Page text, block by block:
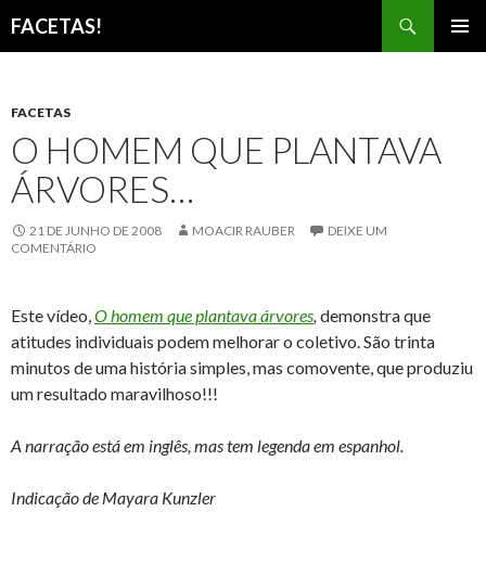
FACETAS!
CONTEÚDO
FACETAS
O HOMEM QUE PLANTAVA
ÁRVORES…
21 DE JUNHO DE 2008 MOACIR RAUBER
DEIXE UM
COMENTÁRIO
Este vídeo,O homem que plantava árvores, demonstra que
atitudes individuais podem melhorar o coletivo. São trinta
minutos de uma história simples, mas comovente, que produziu
um resultado maravilhoso!!!
A narração está em inglês, mas tem legenda em espanhol.
Indicação de Mayara Kunzler